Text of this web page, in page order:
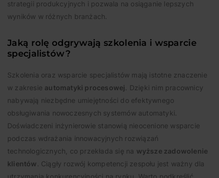
strategii produkcyjnych i pozwala na osiąganie lepszych
wyników w różnych branżach.
Jaką rolę odgrywają szkolenia i wsparcie
specjalistów?
Szkolenia oraz wsparcie specjalistów mają istotne znaczenie
w zakresie automatyki procesowej . Dzięki nim pracownicy
nabywają niezbędne umiejętności do efektywnego
obsługiwania nowoczesnych systemów automatyki.
Doświadczeni inżynierowie stanowią nieocenione wsparcie
podczas wdrażania innowacyjnych rozwiązań
technologicznych, co przekłada się na wyższe zadowolenie
klientów . Ciągły rozwój kompetencji zespołu jest ważny dla
utrzymania konkurencyjności na rynku. Warto podkreślić